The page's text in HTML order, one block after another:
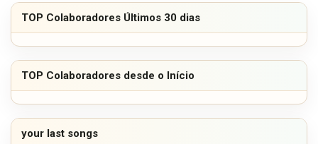
TOP Colaboradores Últimos 30 dias
TOP Colaboradores desde o Início
your last songs